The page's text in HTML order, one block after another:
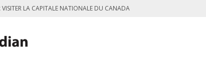
VISITER LA CAPITALE NATIONALE DU CANADA
LE MEILLEUR DE L’EUROPE ET DE L’AMÉRIQUE DU NORD